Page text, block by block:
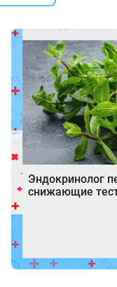
Эндокринолог
снижающие